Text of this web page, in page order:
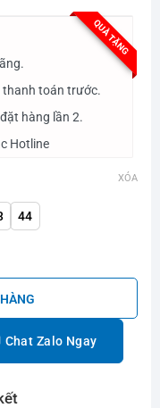
QUÀ TẶNG
thanh toán trước.
hàng lần 2.
Hotline
44
XÓA
Chat Zalo Ngay